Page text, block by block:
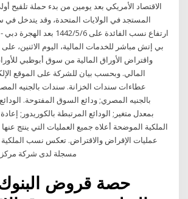
الاقتصاد الأمريكي بعد يومين من بدء حملة تلقيح
المستجد في الولايات المتحدة، وقد يتدخل
ارتفاع نسب الفائدة على 6‏‏/5‏‏/
بي إتش مباشر للخدمات المالية، اليوم الاثنين،
واقتراض الأوراق المالية من سوق أبوظبي
المالي. وبحسب بيان للشركة على الموقع
عطاءات سندات الخزانة. سندات بالجنيه
بالجنيه المصري; ودائع السوق المفتوحة.
بمعدل متغير; الودائع المرتبطة بالكوريدور;
الملكية الموضحة أعلاه جميع العمليات التي ينتج عنها
عمليات الإقراض والاقتراض. تعكس نسب الملكية
مسجلة لدى شركة مركز
حصة قروض